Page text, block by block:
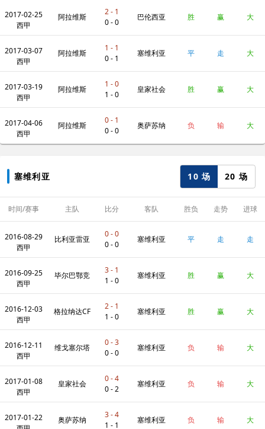
2017-02-25
西甲
阿拉维斯
2 - 1
0 - 0
巴伦西亚 胜 赢 大
2017-03-07
西甲
阿拉维斯
1 - 1
0 - 1
塞维利亚 平 走 大
2017-03-19
西甲
阿拉维斯
1 - 0
1 - 0
皇家社会 胜 赢 大
2017-04-06
西甲
阿拉维斯
0 - 1
0 - 0
奥萨苏纳 负 输 大
塞维利亚 10 场 20 场
时间/赛事 主队 比分 客队 胜负 走势 进球
2016-08-29
西甲
比利亚雷亚
尔
0 - 0
0 - 0
塞维利亚 平 走 走
2016-09-25
西甲
毕尔巴鄂竞
技
3 - 1
1 - 0
塞维利亚 胜 赢 大
2016-12-03
西甲
格拉纳达CF
2 - 1
1 - 0
塞维利亚 胜 赢 大
2016-12-11
西甲
维戈塞尔塔
0 - 3
0 - 0
塞维利亚 负 输 大
2017-01-08
西甲
皇家社会
0 - 4
0 - 2
塞维利亚 负 输 大
2017-01-22
奥萨苏纳
3 - 4
1 - 1
塞维利亚 负 输 大